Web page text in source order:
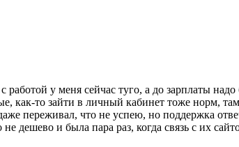
у меня сейчас туго, а до зарплаты
как-то зайти в личный кабинет тоже норм,
переживал, что не успею, но поддержка
дешево и была пара раз, когда связь с их